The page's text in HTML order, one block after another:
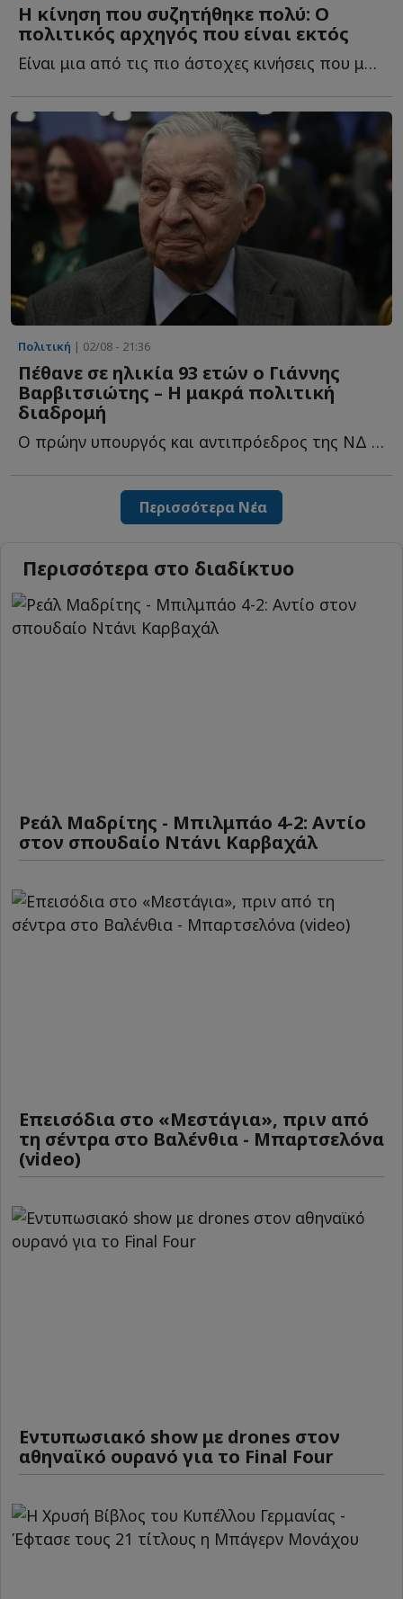
Η κίνηση που συζητήθηκε πολύ: Ο
πολιτικός αρχηγός που είναι εκτός
Είναι μια από τις πιο άστοχες κινήσεις που μπορούσε ν...
Πολιτική | 02/08 - 21:36
Πέθανε σε ηλικία 93 ετών ο Γιάννης
Βαρβιτσιώτης – Η μακρά πολιτική
διαδρομή
Ο πρώην υπουργός και αντιπρόεδρος της ΝΔ πέθανε την η...
Περισσότερα Νέα
Περισσότερα στο διαδίκτυο
Ρεάλ Μαδρίτης - Μπιλμπάο 4-2: Αντίο
στον σπουδαίο Ντάνι Καρβαχάλ
Επεισόδια στο «Μεστάγια», πριν από
τη σέντρα στο Βαλένθια - Μπαρτσελόνα
(video)
Εντυπωσιακό show με drones στον
αθηναϊκό ουρανό για το Final Four